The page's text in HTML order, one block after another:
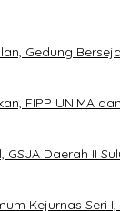
Gedung
FIPP UNIMA
GSJA Daerah II
Kejurnas Seri